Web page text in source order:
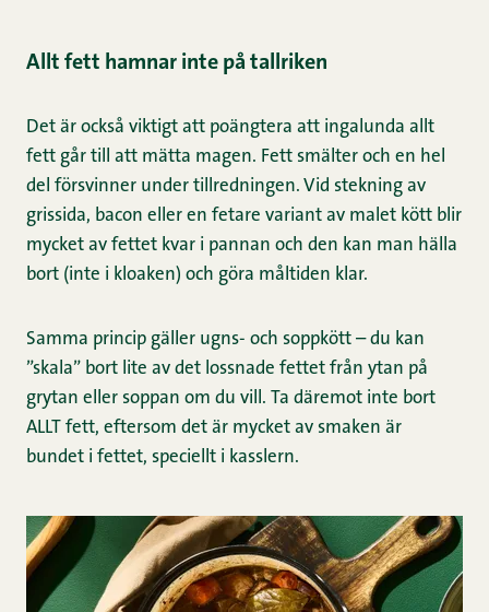
Allt fett hamnar inte på tallriken
Det är också viktigt att poängtera att ingalunda allt
fett går till att mätta magen. Fett smälter och en hel
del försvinner under tillredningen. Vid stekning av
grissida, bacon eller en fetare variant av malet kött blir
mycket av fettet kvar i pannan och den kan man hälla
bort (inte i kloaken) och göra måltiden klar.
Samma princip gäller ugns- och soppkött – du kan
”skala” bort lite av det lossnade fettet från ytan på
grytan eller soppan om du vill. Ta däremot inte bort
ALLT fett, eftersom det är mycket av smaken är
bundet i fettet, speciellt i kasslern.